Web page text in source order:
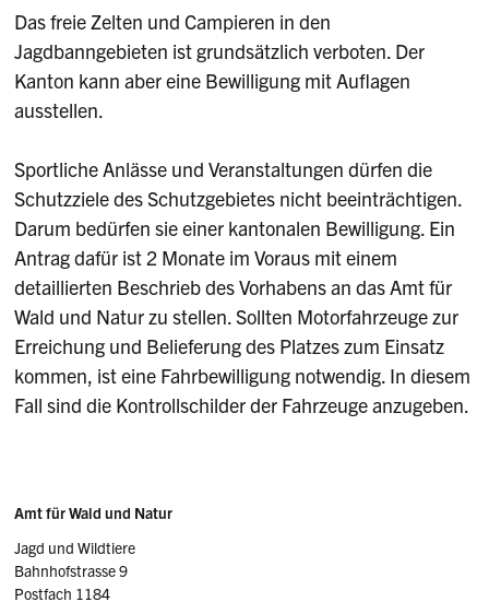
Das freie Zelten und Campieren in den
Jagdbanngebieten ist grundsätzlich verboten. Der
Kanton kann aber eine Bewilligung mit Auflagen
ausstellen.
Sportliche Anlässe und Veranstaltungen dürfen die
Schutzziele des Schutzgebietes nicht beeinträchtigen.
Darum bedürfen sie einer kantonalen Bewilligung. Ein
Antrag dafür ist 2 Monate im Voraus mit einem
detaillierten Beschrieb des Vorhabens an das Amt für
Wald und Natur zu stellen. Sollten Motorfahrzeuge zur
Erreichung und Belieferung des Platzes zum Einsatz
kommen, ist eine Fahrbewilligung notwendig. In diesem
Fall sind die Kontrollschilder der Fahrzeuge anzugeben.
Sidebar
Adresse
Amt für Wald und Natur
Jagd und Wildtiere
Bahnhofstrasse 9
Postfach 1184